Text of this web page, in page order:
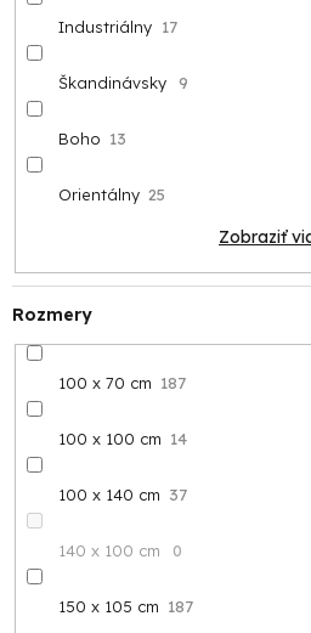
Rozmery
100 x 70 cm 187
100 x 100 cm 14
100 x 140 cm 37
140 x 100 cm 0
150 x 105 cm 187
Industriálny 17
Škandinávsky 9
Boho 13
Orientálny 25
Zobraziť